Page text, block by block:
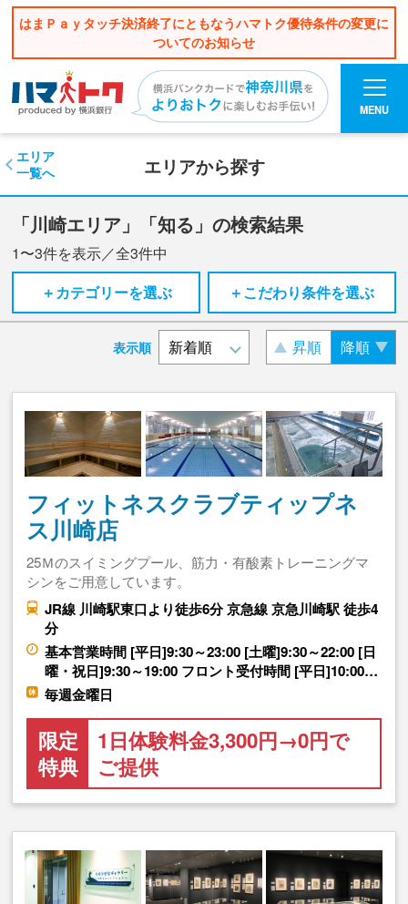
はまＰａｙタッチ決済終了にともなうハマトク優待条件の変更に
ついてのお知らせ
MENU
エリアから探す
エリア
一覧へ
「川崎エリア」「知る」の検索結果
1〜3件を表示／全3件中
＋カテゴリーを選ぶ
＋こだわり条件を選ぶ
表示順 昇順 降順
フィットネスクラブティップネ
ス川崎店
25Ｍのスイミングプール、筋力・有酸素トレーニングマ
シンをご用意しています。
JR線 川崎駅東口より徒歩6分 京急線 京急川崎駅 徒歩4
分
基本営業時間 [平日]9:30～23:00 [土曜]9:30～22:00 [日
曜・祝日]9:30～19:00 フロント受付時間 [平日]10:00…
毎週金曜日
限定
特典
1日体験料金3,300円→0円で
ご提供